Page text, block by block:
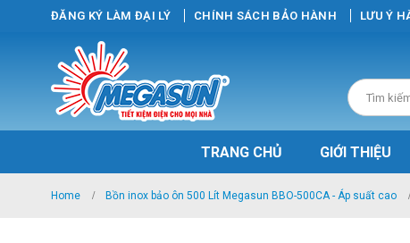
ĐĂNG KÝ LÀM ĐẠI LÝ CHÍNH SÁCH BẢO HÀNH LƯU Ý
TRANG CHỦ GIỚI THIỆU
Home Bồn inox bảo ôn 500 Lít Megasun BBO-500CA - Áp suất cao